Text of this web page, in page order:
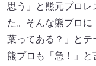
思う」と熊元プロレ
た。そんな熊プロ
葉ってある？」とテ
熊プロも「急！」と